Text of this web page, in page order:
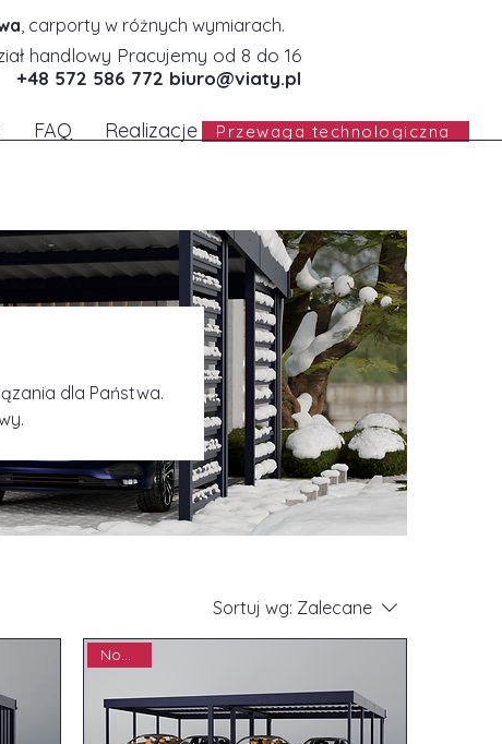
, carporty w różnych wymiarach.
FAQ Realizacje
handlowy Pracujemy od 8 do 16
+48 572 586 772 biuro@viaty.pl
Przewaga technologiczna
dla Państwa.
Sortuj wg: Zalecane
Nowość